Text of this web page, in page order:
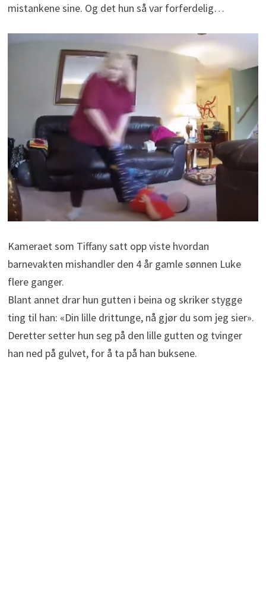
mistankene sine. Og det hun så var forferdelig…
Kameraet som Tiffany satt opp viste hvordan
barnevakten mishandler den 4 år gamle sønnen Luke
flere ganger.
Blant annet drar hun gutten i beina og skriker stygge
ting til han: «Din lille drittunge, nå gjør du som jeg sier».
Deretter setter hun seg på den lille gutten og tvinger
han ned på gulvet, for å ta på han buksene.